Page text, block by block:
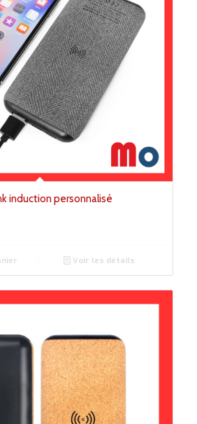
induction personnalisé
Voir les détails